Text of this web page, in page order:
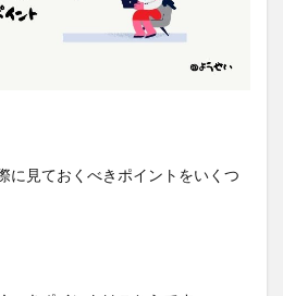
に見ておくべきポイントをいくつ